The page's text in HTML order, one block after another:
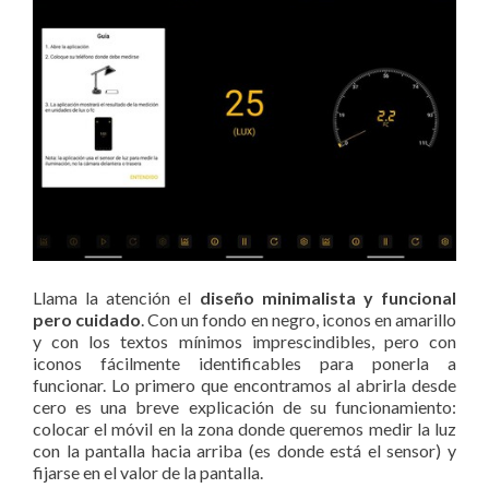
Llama la atención el diseño minimalista y funcional
pero cuidado. Con un fondo en negro, iconos en amarillo
y con los textos mínimos imprescindibles, pero con
iconos fácilmente identificables para ponerla a
funcionar. Lo primero que encontramos al abrirla desde
cero es una breve explicación de su funcionamiento:
colocar el móvil en la zona donde queremos medir la luz
con la pantalla hacia arriba (es donde está el sensor) y
fijarse en el valor de la pantalla.